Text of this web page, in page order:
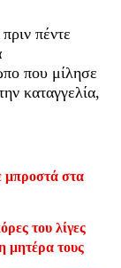
πέντε
που μίλησε
καταγγελία,
μπροστά στα
του λίγες
μητέρα τους